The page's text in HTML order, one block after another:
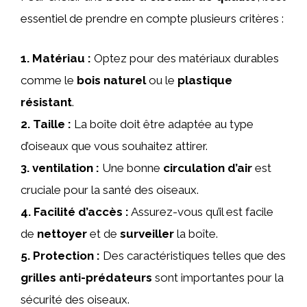
essentiel de prendre en compte plusieurs critères :
1. Matériau : Optez pour des matériaux durables
comme le bois naturelou le plastique
résistant.
2. Taille : La boîte doit être adaptée au type
d’oiseaux que vous souhaitez attirer.
3. ventilation : Une bonne circulation d’air est
cruciale pour la santé des oiseaux.
4. Facilité d’accès : Assurez-vous qu’il est facile
de nettoyer et de surveiller la boîte.
5. Protection : Des caractéristiques telles que des
grilles anti-prédateurs sont importantes pour la
sécurité des oiseaux.